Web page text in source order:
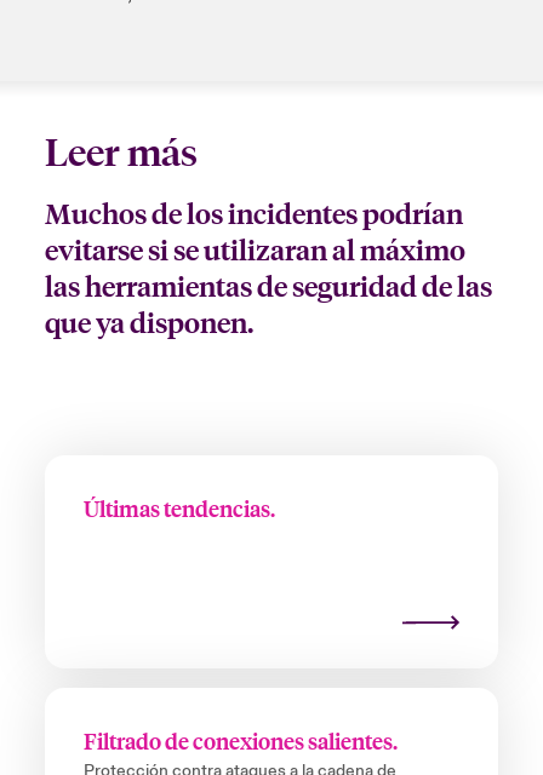
Leer más
Muchos de los incidentes podrían
evitarse si se utilizaran al máximo
las herramientas de seguridad de las
que ya disponen.
Últimas tendencias.
Filtrado de conexiones salientes.